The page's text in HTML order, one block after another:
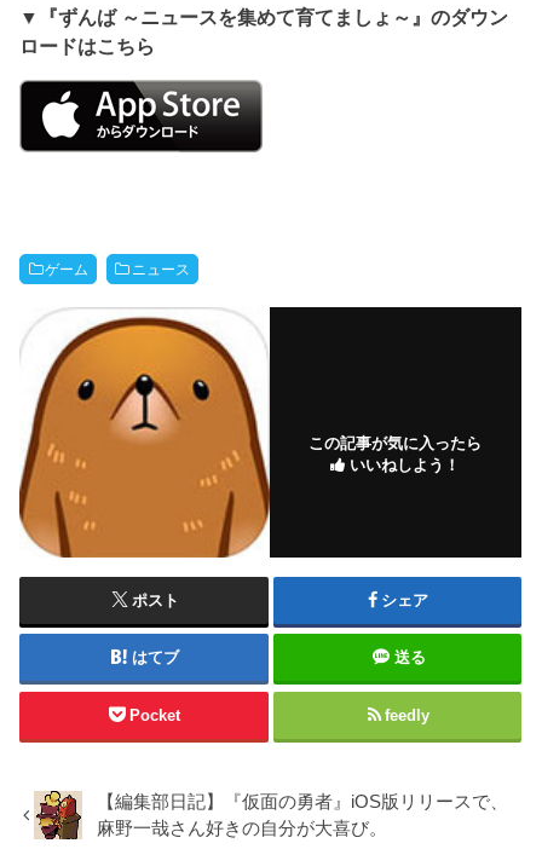
▼『ずんば ～ニュースを集めて育てましょ～』のダウン
ロードはこちら
ゲーム ニュース
この記事が気に入ったら
いいねしよう！
ポスト シェア
はてブ 送る
Pocket feedly
【編集部日記】『仮面の勇者』iOS版リリースで、
麻野一哉さん好きの自分が大喜び。